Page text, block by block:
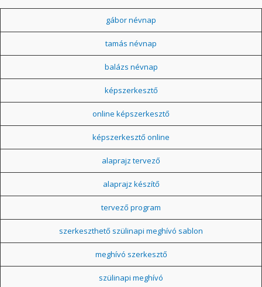
gábor névnap
tamás névnap
balázs névnap
képszerkesztő
online képszerkesztő
képszerkesztő online
alaprajz tervező
alaprajz készítő
tervező program
szerkeszthető szülinapi meghívó sablon
meghívó szerkesztő
szülinapi meghívó